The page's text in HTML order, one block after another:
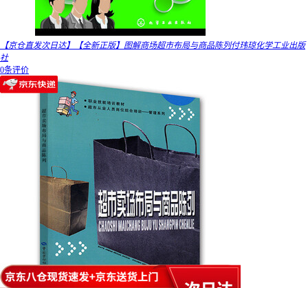
【京仓直发次日达】【全新正版】图解商场超市布局与商品陈列付玮琼化学工业出版
社
0条评价